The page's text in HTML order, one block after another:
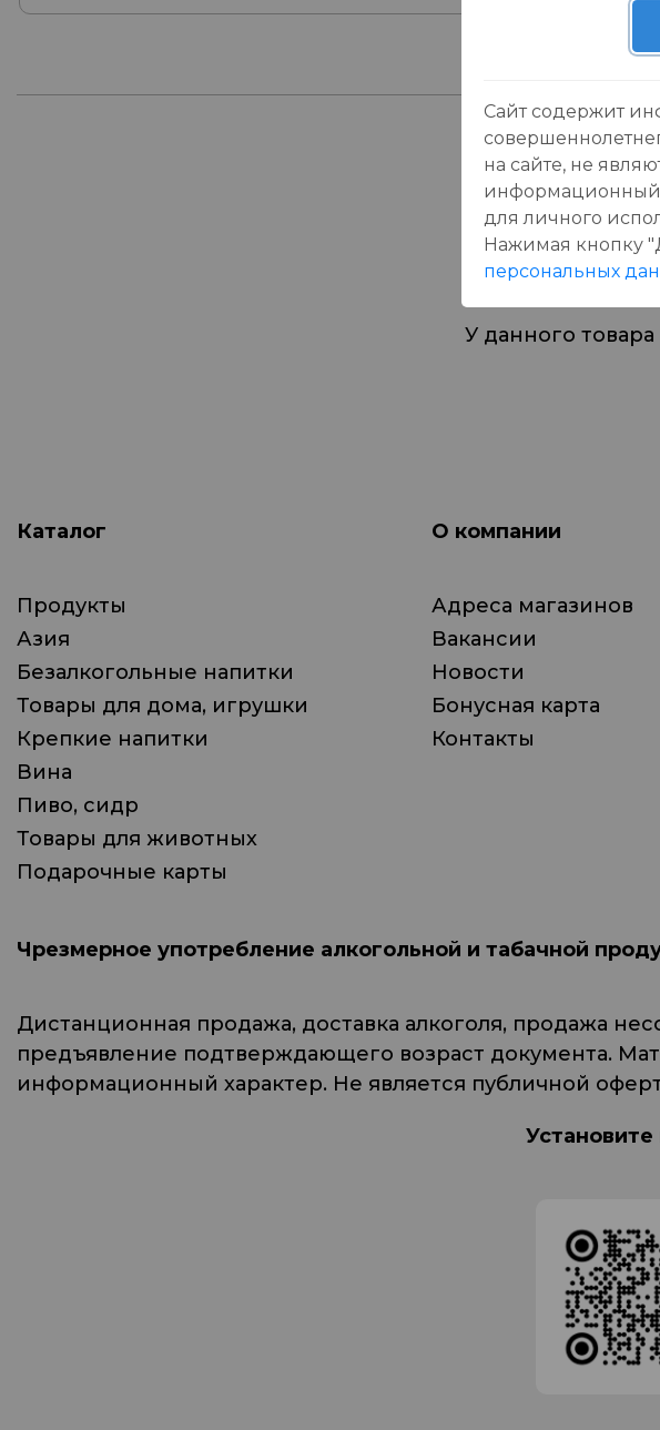
Отзывы:
У данного
Каталог
Продукты
Азия
Безалкогольные напитки
Товары для дома, игрушки
Крепкие напитки
Вина
Пиво, сидр
Товары для животных
Подарочные карты
О компании
Адреса магазинов
Вакансии
Новости
Бонусная карта
Контакты
Чрезмерное употребление алкогольной и табачной
Дистанционная продажа, доставка алкоголя, продажа
предъявление подтверждающего возраст документа.
информационный характер. Не является публичной
Сайт содержит
на сайте, не
информационный
для личного
Нажимая кнопку
персональных